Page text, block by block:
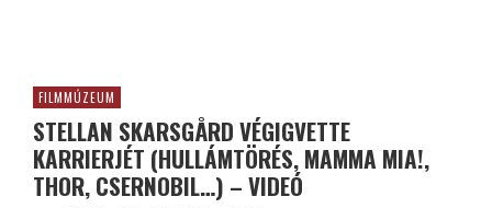
FILMMÚZEUM
STELLAN SKARSGÅRD VÉGIGVETTE
KARRIERJÉT (HULLÁMTÖRÉS, MAMMA MIA!,
THOR, CSERNOBIL…) – VIDEÓ